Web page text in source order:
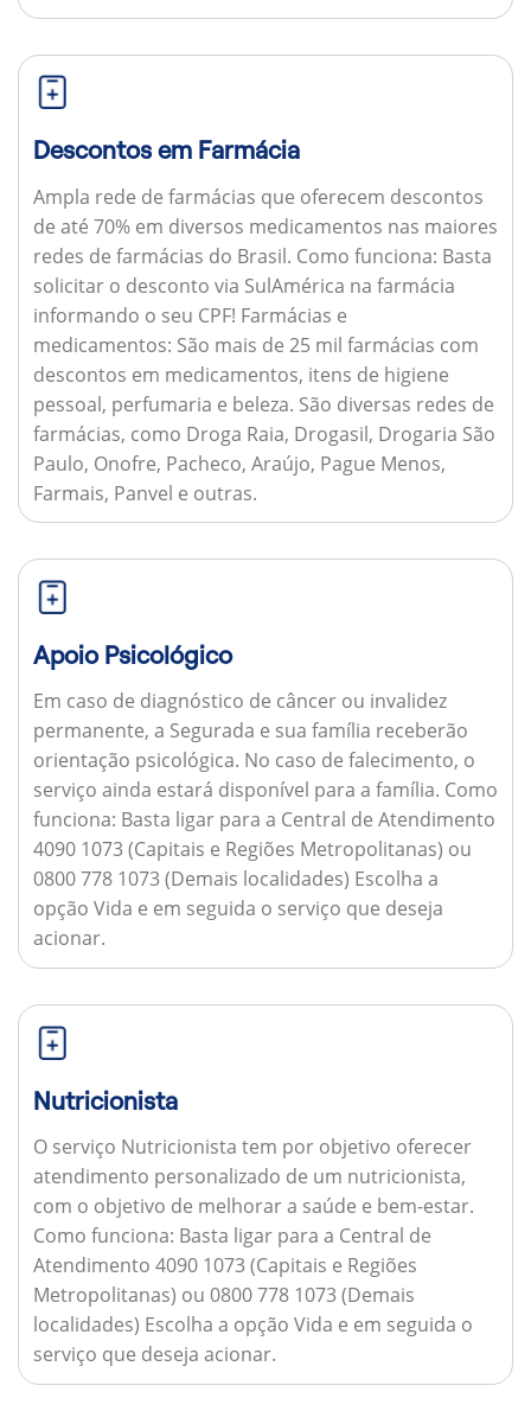
Descontos em Farmácia
Ampla rede de farmácias que oferecem descontos
de até 70% em diversos medicamentos nas maiores
redes de farmácias do Brasil. Como funciona: Basta
solicitar o desconto via SulAmérica na farmácia
informando o seu CPF! Farmácias e
medicamentos: São mais de 25 mil farmácias com
descontos em medicamentos, itens de higiene
pessoal, perfumaria e beleza. São diversas redes de
farmácias, como Droga Raia, Drogasil, Drogaria São
Paulo, Onofre, Pacheco, Araújo, Pague Menos,
Farmais, Panvel e outras.
Apoio Psicológico
Em caso de diagnóstico de câncer ou invalidez
permanente, a Segurada e sua família receberão
orientação psicológica. No caso de falecimento, o
serviço ainda estará disponível para a família. Como
funciona: Basta ligar para a Central de Atendimento
4090 1073 (Capitais e Regiões Metropolitanas) ou
0800 778 1073 (Demais localidades) Escolha a
opção Vida e em seguida o serviço que deseja
acionar.
Nutricionista
O serviço Nutricionista tem por objetivo oferecer
atendimento personalizado de um nutricionista,
com o objetivo de melhorar a saúde e bem-estar.
Como funciona: Basta ligar para a Central de
Atendimento 4090 1073 (Capitais e Regiões
Metropolitanas) ou 0800 778 1073 (Demais
localidades) Escolha a opção Vida e em seguida o
serviço que deseja acionar.